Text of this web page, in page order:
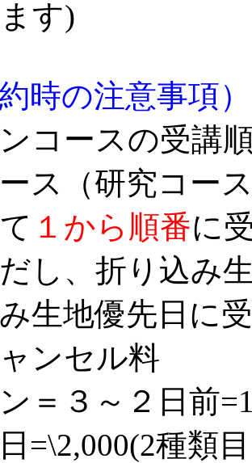
す)
約時の注意事項）
ンコースの受講
ス（研究コー
１から順番に
し、折り込み
生地優先日に
ャンセル料
＝３～２日前
=\2,000(2種類